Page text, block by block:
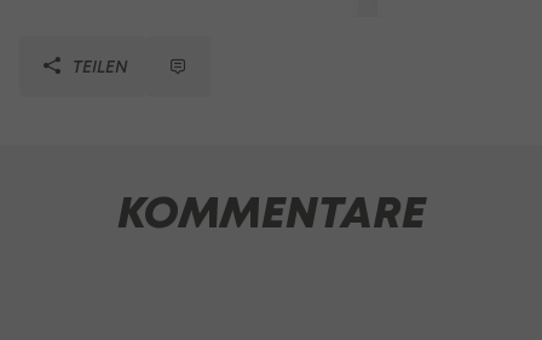
TEILEN
KOMMENTARE